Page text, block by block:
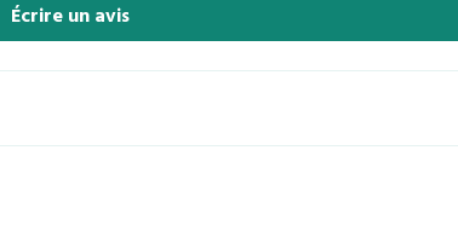
Écrire un avis